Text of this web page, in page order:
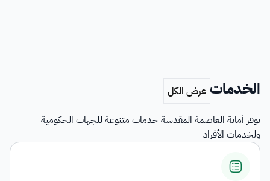
الخدمات
توفر أمانة العاصمة المقدسة خدمات متنوعة للجهات الحكومية
ولخدمات الأفراد